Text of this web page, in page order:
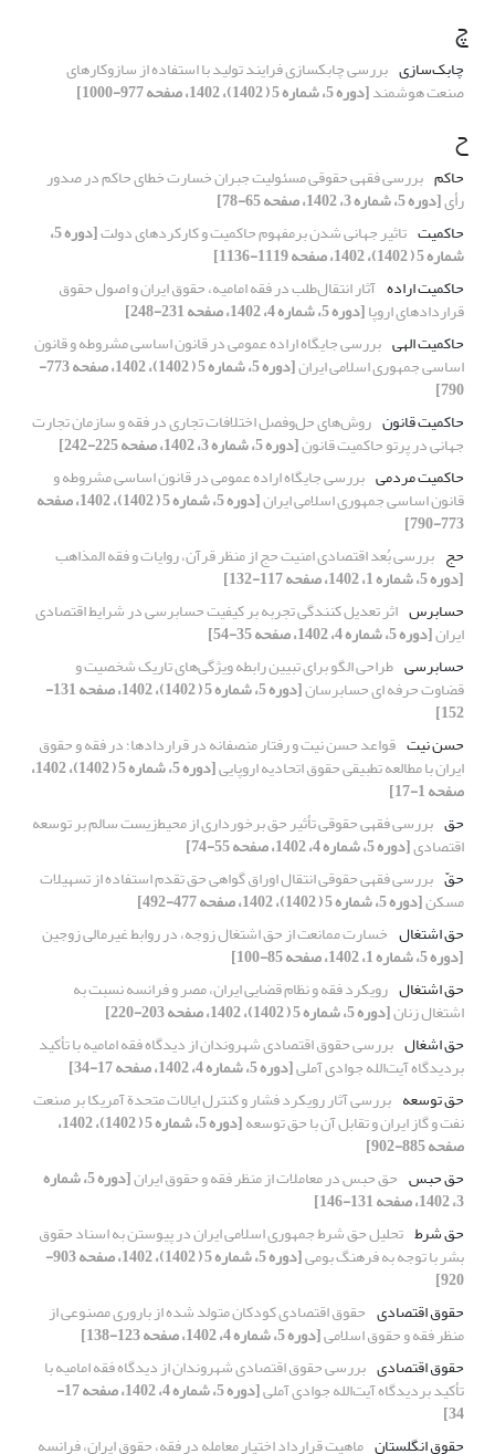
چ
چابک‌سازی بررسی چابکسازی فرایند تولید با استفاده از سازوکارهای
صنعت هوشمند[دوره 5، شماره 5 ( 1402)، 1402، صفحه 977-1000]
ح
حاکم بررسی فقهی حقوقی مسئولیت جبران خسارت خطای حاکم در صدور
رأی[دوره 5، شماره 3، 1402، صفحه 65-78]
حاکمیت تاثیر جهانی شدن برمفهوم حاکمیت و کارکردهای دولت [دوره 5،
شماره 5 ( 1402)، 1402، صفحه 1119-1136]
حاکمیت اراده آثار انتقال‌طلب در فقه امامیه، حقوق ایران و اصول حقوق
قراردادهای اروپا[دوره 5، شماره 4، 1402، صفحه 231-248]
حاکمیت الهی بررسی جایگاه اراده عمومی در قانون اساسی مشروطه و قانون
اساسی جمهوری اسلامی ایران [دوره 5، شماره 5 ( 1402)، 1402، صفحه 773-
790]
حاکمیت قانون روش‌های حل‌وفصل اختلافات تجاری در فقه و سازمان تجارت
جهانی در پرتو حاکمیت قانون[دوره 5، شماره 3، 1402، صفحه 225-242]
حاکمیت مردمی بررسی جایگاه اراده عمومی در قانون اساسی مشروطه و
قانون اساسی جمهوری اسلامی ایران [دوره 5، شماره 5 ( 1402)، 1402، صفحه
773-790]
حج بررسی بُعد اقتصادی امنیت حج از منظر قرآن، روایات و فقه المذاهب
[دوره 5، شماره 1، 1402، صفحه 117-132]
حسابرس اثر تعدیل کنندگی تجربه بر کیفیت حسابرسی در شرایط اقتصادی
ایران[دوره 5، شماره 4، 1402، صفحه 35-54]
حسابرسی طراحی الگو برای تبیین رابطه ویژگی‌های تاریک شخصیت و
قضاوت حرفه ای حسابرسان [دوره 5، شماره 5 ( 1402)، 1402، صفحه 131-
152]
حسن نیت قواعد حسن نیت و رفتار منصفانه در قراردادها؛ در فقه و حقوق
ایران با مطالعه تطبیقی حقوق اتحادیه اروپایی [دوره 5، شماره 5 ( 1402)، 1402،
صفحه 1-17]
حق بررسی فقهی حقوقی تأثیر حق برخورداری از محیط‌زیست سالم بر توسعه
اقتصادی[دوره 5، شماره 4، 1402، صفحه 55-74]
حقّ بررسی فقهی حقوقی انتقال اوراق گواهی حق تقدم استفاده از تسهیلات
مسکن[دوره 5، شماره 5 ( 1402)، 1402، صفحه 477-492]
حق اشتغال خسارت ممانعت از حق اشتغال زوجه، در روابط غیرمالی زوجین
[دوره 5، شماره 1، 1402، صفحه 85-100]
حق اشتغال رویکرد فقه و نظام قضایی ایران، مصر و فرانسه نسبت به
اشتغال زنان[دوره 5، شماره 5 ( 1402)، 1402، صفحه 203-220]
حق اشغال بررسی حقوق اقتصادی شهروندان از دیدگاه فقه امامیه با تأکید
بردیدگاه آیت‌الله جوادی آملی[دوره 5، شماره 4، 1402، صفحه 17-34]
حق توسعه بررسی آثار رویکرد فشار و کنترل ایالات‌ متحدة آمریکا بر صنعت
نفت و گاز ایران و تقابل آن با حق توسعه [دوره 5، شماره 5 ( 1402)، 1402،
صفحه 885-902]
حق حبس حق حبس در معاملات از منظر فقه و حقوق ایران [دوره 5، شماره
3، 1402، صفحه 131-146]
حق شرط تحلیل حق شرط جمهوری اسلامی ایران در پیوستن به اسناد حقوق
بشر با توجه به فرهنگ بومی [دوره 5، شماره 5 ( 1402)، 1402، صفحه 903-
920]
حقوق اقتصادی حقوق اقتصادی کودکان متولد شده از باروری مصنوعی از
منظر فقه و حقوق اسلامی[دوره 5، شماره 4، 1402، صفحه 123-138]
حقوق اقتصادی بررسی حقوق اقتصادی شهروندان از دیدگاه فقه امامیه با
تأکید بردیدگاه آیت‌الله جوادی آملی [دوره 5، شماره 4، 1402، صفحه 17-
34]
حقوق انگلستان ماهیت قرارداد اختیار معامله در فقه، حقوق ایران، فرانسه